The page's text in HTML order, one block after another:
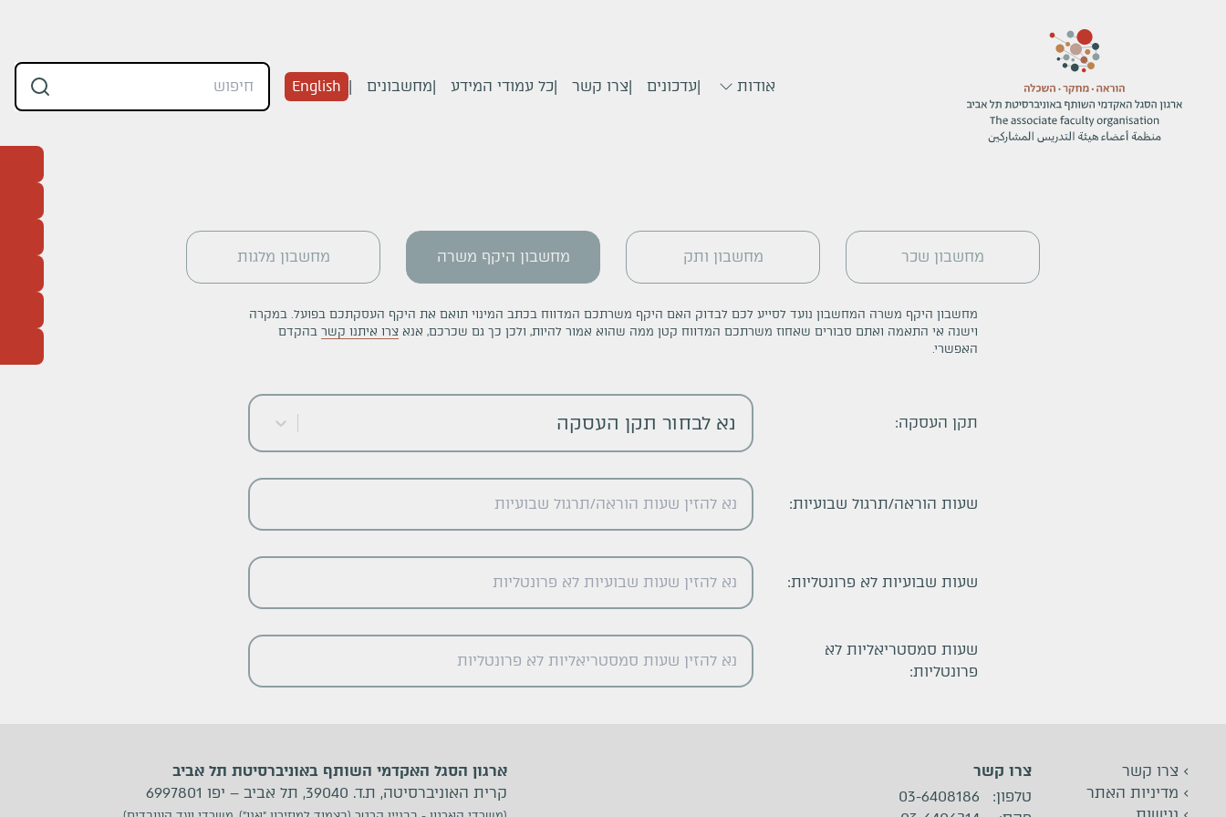
אודות עדכונים צרו קשר כל עמודי המידע מחשבונים English
מחשבון שכר מחשבון ותק מחשבון היקף משרה מחשבון מלגות
מחשבון היקף משרה המחשבון נועד לסייע לכם לבדוק האם היקף משרתכם המדווח בכתב המינוי תואם את היקף העסקתכם בפועל. במקרה
וישנה אי התאמה ואתם סבורים שאחוז משרתכם המדווח קטן ממה שהוא אמור להיות, ולכן כך גם שכרכם, אנא צרו איתנו קשר בהקדם
האפשרי.
תקן העסקה: נא לבחור תקן העסקה
שעות הוראה/תרגול שבועיות:
שעות שבועיות לא פרונטליות:
שעות סמסטריאליות לא
פרונטליות:
> צרו קשר
> מדיניות האתר
צרו קשר
טלפון:
03-6408186
ארגון הסגל האקדמי השותף באוניברסיטת תל אביב
קרית האוניברסיטה, ת.ד. 39040, תל אביב – יפו 6997801